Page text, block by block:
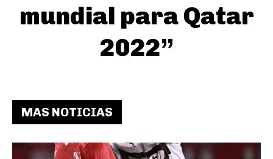
mundial para Qatar
2022”
MAS NOTICIAS